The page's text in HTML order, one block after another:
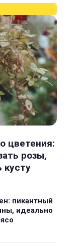
цветения:
розы,
кусту
пикантный
идеально